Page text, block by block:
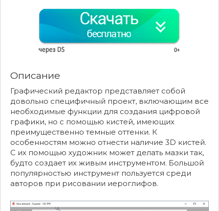
Описание
Графический редактор представляет собой
довольно специфичный проект, включающим все
необходимые функции для создания цифровой
графики, но с помощью кистей, имеющих
преимущественно темные оттенки. К
особенностям можно отнести наличие 3D кистей.
С их помощью художник может делать мазки так,
будто создает их живым инструментом. Большой
популярностью инструмент пользуется среди
авторов при рисовании иероглифов.